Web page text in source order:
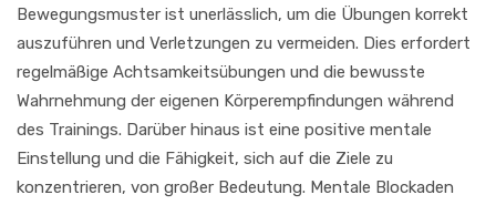
Bewegungsmuster ist unerlässlich, um die Übungen korrekt
auszuführen und Verletzungen zu vermeiden. Dies erfordert
regelmäßige Achtsamkeitsübungen und die bewusste
Wahrnehmung der eigenen Körperempfindungen während
des Trainings. Darüber hinaus ist eine positive mentale
Einstellung und die Fähigkeit, sich auf die Ziele zu
konzentrieren, von großer Bedeutung. Mentale Blockaden